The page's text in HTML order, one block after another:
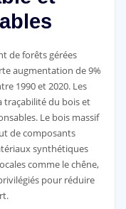
de forêts gérées
augmentation de 9%
1990 et 2020. Les
traçabilité du bois et
Le bois massif
de composants
synthétiques
comme le chêne,
pour réduire